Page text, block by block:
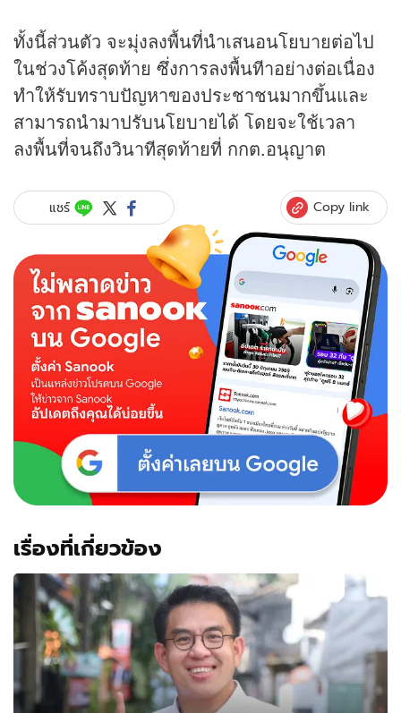
ทั้งนี้ส่วนตัว จะมุ่งลงพื้นที่นำเสนอนโยบายต่อไป
ในช่วงโค้งสุดท้าย ซึ่งการลงพื้นทีาอย่างต่อเนื่อง
ทำให้รับทราบปัญหาของประชาชนมากขึ้นและ
สามารถนำมาปรับนโยบายได้ โดยจะใช้เวลา
ลงพื้นที่จนถึงวินาทีสุดท้ายที่ กกต.อนุญาต
แชร์ Copy link
เรื่องที่เกี่ยวข้อง